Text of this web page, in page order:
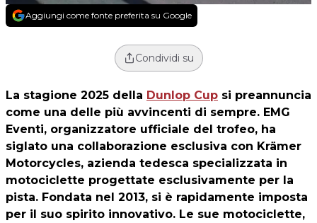
Aggiungi come fonte preferita su Google
Condividi su
La stagione 2025 della Dunlop Cup si preannuncia
come una delle più avvincenti di sempre. EMG
Eventi, organizzatore ufficiale del trofeo, ha
siglato una collaborazione esclusiva con Krämer
Motorcycles, azienda tedesca specializzata in
motociclette progettate esclusivamente per la
pista. Fondata nel 2013, si è rapidamente imposta
per il suo spirito innovativo. Le sue motociclette,